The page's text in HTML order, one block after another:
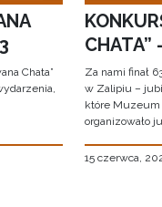
Chata”
CHATA”
Za nami finał
w Zalipiu –
które Muzeum
organizowało
15 czerwca,